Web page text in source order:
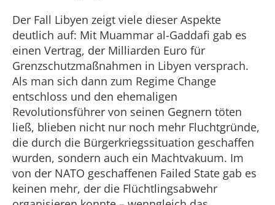
Der Fall Libyen zeigt viele dieser Aspekte
deutlich auf: Mit Muammar al-Gaddafi gab es
einen Vertrag, der Milliarden Euro für
Grenzschutzmaßnahmen in Libyen versprach.
Als man sich dann zum Regime Change
entschloss und den ehemaligen
Revolutionsführer von seinen Gegnern töten
ließ, blieben nicht nur noch mehr Fluchtgründe,
die durch die Bürgerkriegssituation geschaffen
wurden, sondern auch ein Machtvakuum. Im
von der NATO geschaffenen Failed State gab es
keinen mehr, der die Flüchtlingsabwehr